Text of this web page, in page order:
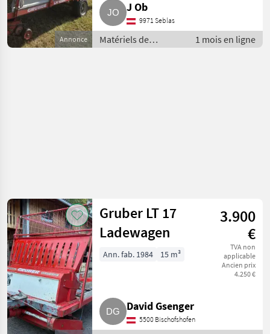
Annonce
J Ob
9971 Seblas
Matériels de
fenaison /
1 mois en ligne
Gruber LT 17
Ladewagen
3.900
€
TVA non
applicable
Ancien prix
4.250 €
Ann. fab. 1984 15 m³
David Gsenger
5500 Bischofshofen